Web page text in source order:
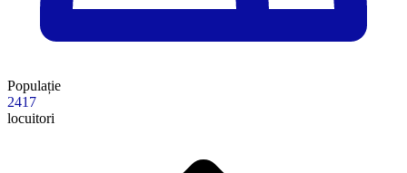
Populație
2417
locuitori